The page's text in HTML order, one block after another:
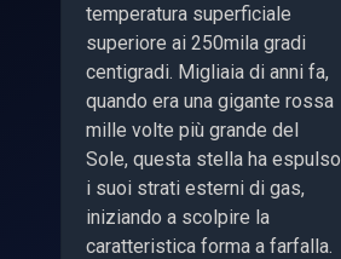
temperatura superficiale
superiore ai 250mila gradi
centigradi. Migliaia di anni fa,
quando era una gigante rossa
mille volte più grande del
Sole, questa stella ha espulso
i suoi strati esterni di gas,
iniziando a scolpire la
caratteristica forma a farfalla.